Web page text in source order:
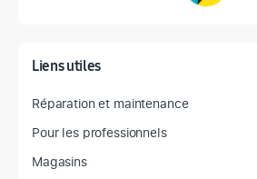
Liens utiles
Réparation et maintenance
Pour les professionnels
Magasins